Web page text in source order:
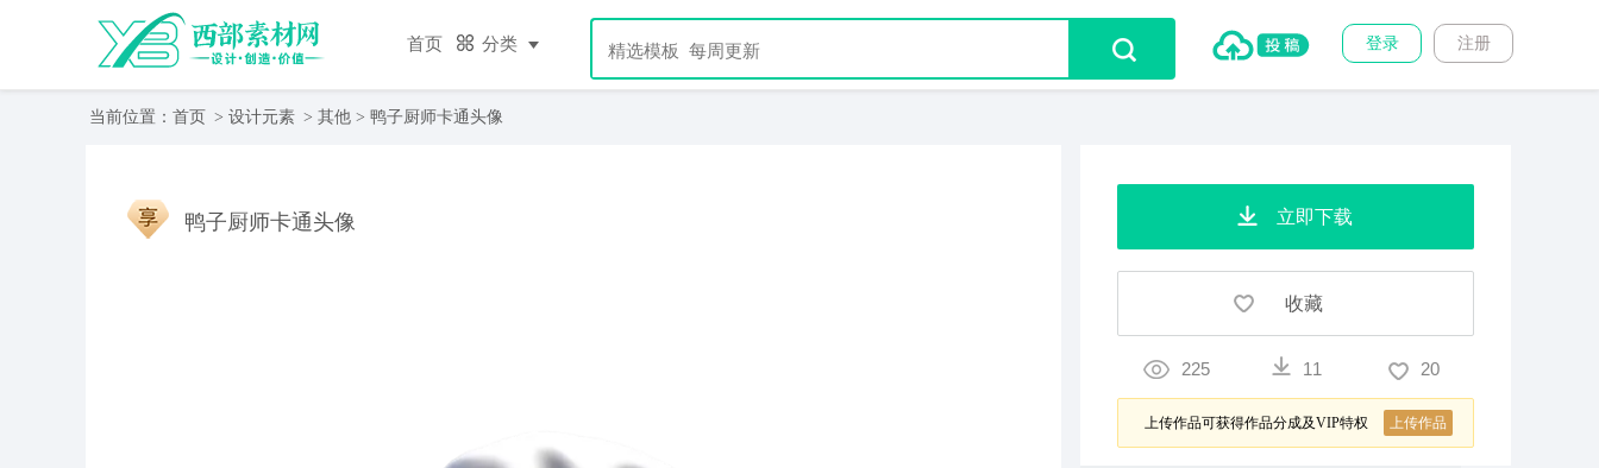
首页 分类 注册
登录
当前位置： 首页 > 设计元素 > 其他 > 鸭子厨师卡通头像
鸭子厨师卡通头像 立即下载
收藏
225 11 20
上传作品可获得作品分成及VIP特权 上传作品